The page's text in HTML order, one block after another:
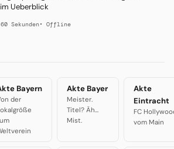
Ueberblick
Sekunden• Offline
Bayern
der
Akte Bayer
Meister.
Titel? Äh...
Mist.
Akte
Eintracht
FC
vom Main